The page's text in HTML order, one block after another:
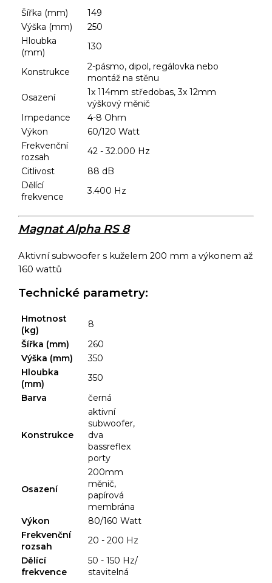
Šířka (mm)
149
Výška (mm)
250
Hloubka
(mm)
130
Konstrukce
2-pásmo, dipol, regálovka nebo
montáž na stěnu
Osazení
1x 114mm středobas, 3x 12mm
výškový měnič
Impedance
4-8 Ohm
Výkon
60/120 Watt
Frekvenční
rozsah
42 - 32.000 Hz
Citlivost
88 dB
Dělící
frekvence
3.400 Hz
Magnat Alpha RS 8
Aktivní subwoofer s kuželem 200 mm a výkonem až
160 wattů
Technické parametry:
Hmotnost
(kg)
8
Šířka (mm)
260
Výška (mm)
350
Hloubka
(mm)
350
Barva
černá
Konstrukce
aktivní
subwoofer,
dva
bassreflex
porty
Osazení
200mm
měnič,
papírová
membrána
Výkon
80/160 Watt
Frekvenční
rozsah
20 - 200 Hz
Dělící
frekvence
50 - 150 Hz/
stavitelná